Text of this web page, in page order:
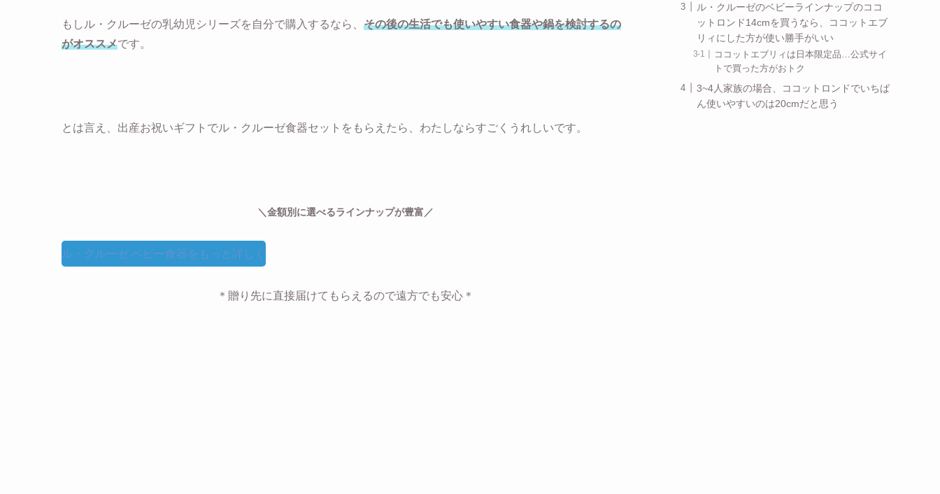
もしル・クルーゼの乳幼児シリーズを自分で購入するなら、 その後の生活でも使いやすい食器や鍋を検討するの
がオススメです。
とは言え、出産お祝いギフトでル・クルーゼ食器セットをもらえたら、わたしならすごくうれしいです。
＼金額別に選べるラインナップが豊富／
ル・クルーゼ ベビー食器をもっと詳しく
＊贈り先に直接届けてもらえるので遠方でも安心＊
ル・クルーゼのベビーラインナップのココ
ットロンド14cmを買うなら、ココットエブ
リィにした方が使い勝手がいい
ココットエブリィは日本限定品…公式サイ
トで買った方がおトク
3~4人家族の場合、ココットロンドでいちば
ん使いやすいのは20cmだと思う